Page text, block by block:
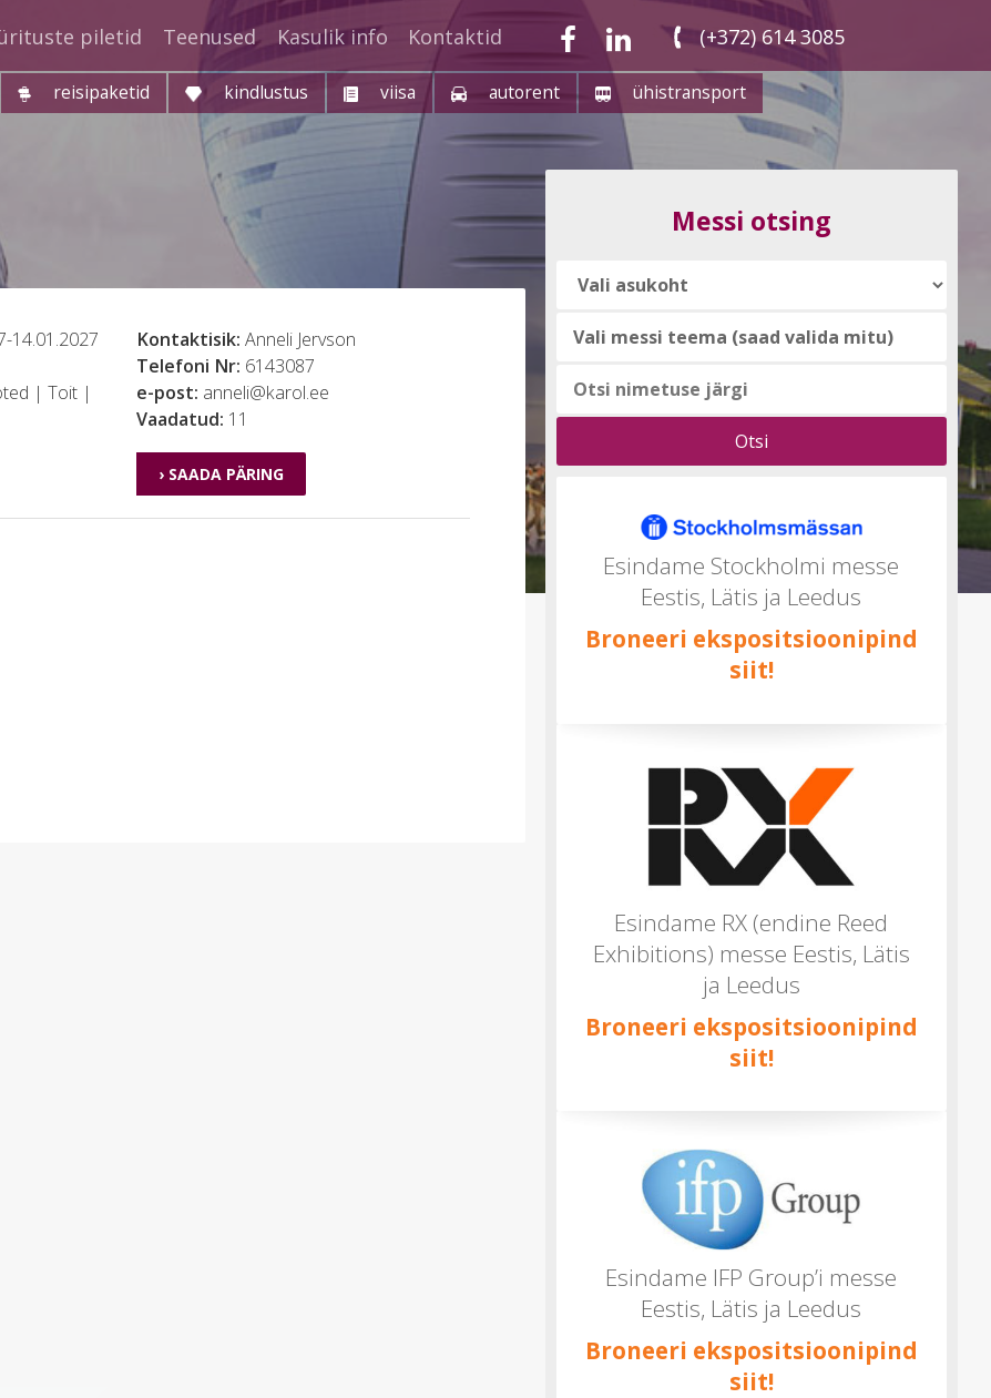
(+372) 614 3085
piletid Teenused Kasulik info Kontaktid
reisipaketid kindlustus viisa autorent ühistransport
14.01.2027
| Toit |
Kontaktisik: Anneli Jervson
Telefoni Nr: 6143087
e-post: anneli@karol.ee
Vaadatud: 11
› SAADA PÄRING
Messi otsing
Vali
teema
Esindame Stockholmi messe
Eestis, Lätis ja Leedus
Broneeri ekspositsioonipind
siit!
Esindame RX (endine Reed
Exhibitions) messe Eestis, Lätis
ja Leedus
Broneeri ekspositsioonipind
siit!
Esindame IFP Group’i messe
Eestis, Lätis ja Leedus
Broneeri ekspositsioonipind
siit!